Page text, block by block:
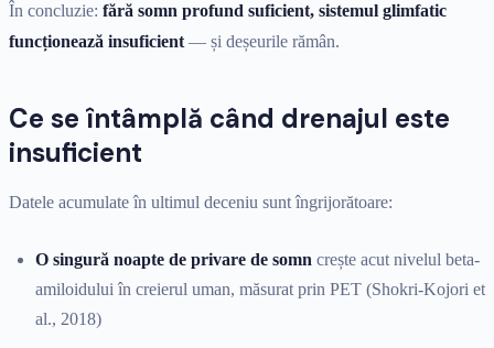
În concluzie: fără somn profund suficient, sistemul glimfatic
funcționează insuficient — și deșeurile rămân.
Ce se întâmplă când drenajul este
insuficient
Datele acumulate în ultimul deceniu sunt îngrijorătoare:
O singură noapte de privare de somn crește acut nivelul beta-
amiloidului în creierul uman, măsurat prin PET (Shokri-Kojori et
al., 2018)